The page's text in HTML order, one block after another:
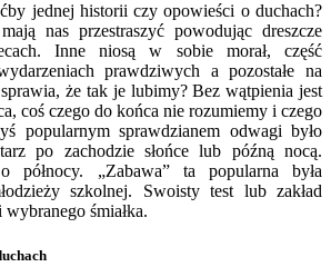
jednej historii czy opowieści o duchach?
nas przestraszyć powodując dreszcze
Inne niosą w sobie morał, część
prawdziwych a pozostałe na
że tak je lubimy? Bez wątpienia jest
coś czego do końca nie rozumiemy i czego
popularnym sprawdzianem odwagi było
po zachodzie słońce lub późną nocą.
północy. „Zabawa” ta popularna była
szkolnej. Swoisty test lub zakład
śmiałka.